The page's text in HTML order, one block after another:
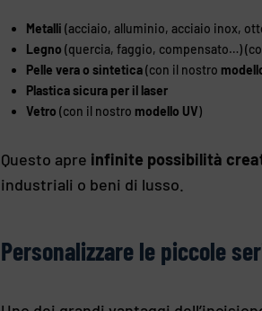
Metalli (acciaio, alluminio, acciaio inox,
Legno (quercia, faggio, compensato…)
Pelle vera o sintetica(con il nostro
Plastica sicura per il laser
Vetro (con il nostro modello UV)
Questo apre infinite possibilità
industriali o beni di lusso.
Personalizzare le piccole